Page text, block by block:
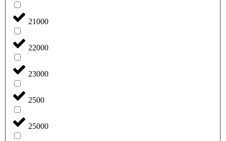
21000
22000
23000
2500
25000